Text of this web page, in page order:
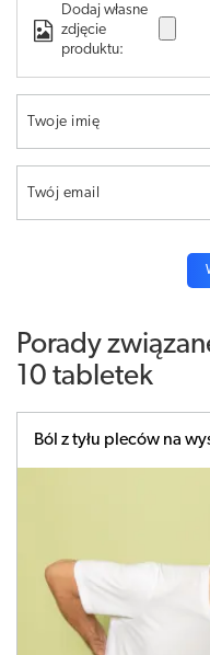
Dodaj własne
zdjęcie
produktu:
Twoje imię
Twój email
Porady
10 tabletek
Ból z tyłu pleców na